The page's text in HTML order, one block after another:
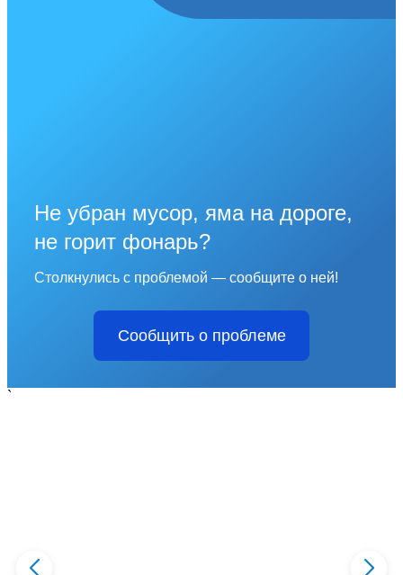
Не убран мусор, яма на дороге,
не горит фонарь?
Столкнулись с проблемой — сообщите о ней!
Сообщить о проблеме
`